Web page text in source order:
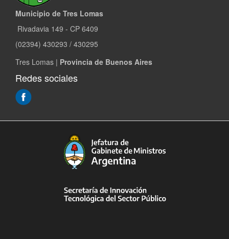
Municipio de Tres Lomas
Rivadavia 149 - CP 6409
(02394) 430293 / 430295
Tres Lomas | Provincia de Buenos Aires
Redes sociales